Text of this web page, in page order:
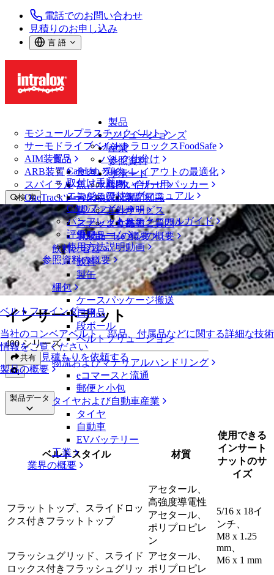
電話でのお問い合わせ
見積りのお申し込み
言 語
製品
モジュールプラスチックベルト
サーモドライブベルト
AIM装置
ARB装置
スパイラル
OneTrackツールおよび部品
ベルトファインダー
当社のコンベアベルト、部品、付属品などに関する詳細な技術
情報をご覧ください
製品の概要
ソリューションズ
イントラロックスFoodSafe
バルク仕分け
ラインレイアウトの最適化
パレタイザー用パッカー
専門知識
サービス
技術
ソリューションの概要
産業
食品
食肉、鶏肉
魚と水産物
青果物
製パン
スナック食品
乳製品
飲料と容器
飲料
製缶
梱包
ケースパッケージ搬送
日用品
段ボール
ベルトソリューション
物流およびマテリアルハンドリング
eコマースと流通
郵便と小包
タイヤおよび自動車産業
タイヤ
自動車
EVバッテリー
工業
業界の概要
参照資料
CalcLab
取付け手順
エンジニアリングマニュアル
CADファイル
パンフレット・テクニカルガイド
評価フォーム
使用方法説明動画
参照資料の概要
サポート
お問い合わせ
保証
方針声明
よくあるご質問
サポートの概要
検 索
メニューを開く
ベルトファインダー
ベルトファインダー
モジュールプラスチックベルト
400 シリーズ
インサートナット
インサートナット
400 シリーズ
共有 見積もりを依頼する
製品データ
ベルトスタイル 材質
使用できる
インサート
ナットのサ
イズ
フラットトップ、スライドロッ
クス付きフラットトップ
アセタール、
高強度導電性
アセタール、
ポリプロピレ
ン
5/16 x 18イ
ンチ、
M8 x 1.25
mm、
M6 x 1 mm
フラッシュグリッド、スライド
ロックス付きフラッシュグリッ
アセタール、
ポリプロピレ